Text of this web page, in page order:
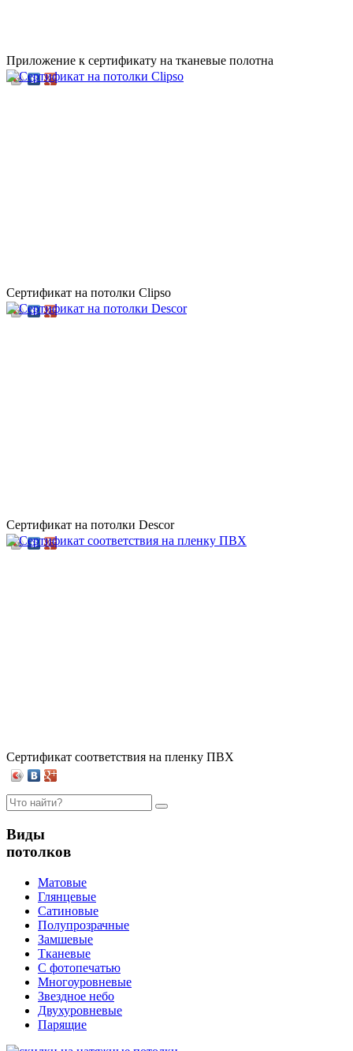
Приложение к сертификату на тканевые полотна
Сертификат на потолки Clipso
Сертификат на потолки Descor
Сертификат соответствия на пленку ПВХ
Виды
потолков
Матовые
Глянцевые
Сатиновые
Полупрозрачные
Замшевые
Тканевые
C фотопечатью
Многоуровневые
Звездное небо
Двухуровневые
Парящие